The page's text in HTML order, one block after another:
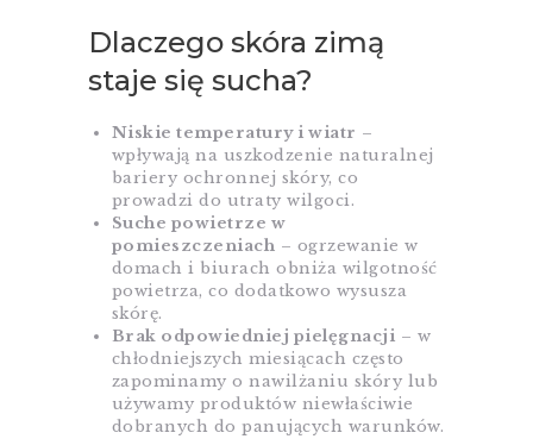
Dlaczego skóra zimą
staje się sucha?
Niskie temperatury i wiatr –
wpływają na uszkodzenie naturalnej
bariery ochronnej skóry, co
prowadzi do utraty wilgoci.
Suche powietrze w
pomieszczeniach – ogrzewanie w
domach i biurach obniża wilgotność
powietrza, co dodatkowo wysusza
skórę.
Brak odpowiedniej pielęgnacji – w
chłodniejszych miesiącach często
zapominamy o nawilżaniu skóry lub
używamy produktów niewłaściwie
dobranych do panujących warunków.